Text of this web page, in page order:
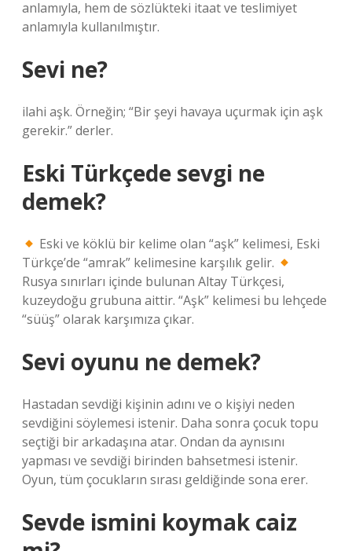
anlamıyla, hem de sözlükteki itaat ve teslimiyet
anlamıyla kullanılmıştır.
Sevi ne?
ilahi aşk. Örneğin; “Bir şeyi havaya uçurmak için aşk
gerekir.” derler.
Eski Türkçede sevgi ne
demek?
Eski ve köklü bir kelime olan “aşk” kelimesi, Eski
Türkçe’de “amrak” kelimesine karşılık gelir.
Rusya sınırları içinde bulunan Altay Türkçesi,
kuzeydoğu grubuna aittir. “Aşk” kelimesi bu lehçede
“süüş” olarak karşımıza çıkar.
Sevi oyunu ne demek?
Hastadan sevdiği kişinin adını ve o kişiyi neden
sevdiğini söylemesi istenir. Daha sonra çocuk topu
seçtiği bir arkadaşına atar. Ondan da aynısını
yapması ve sevdiği birinden bahsetmesi istenir.
Oyun, tüm çocukların sırası geldiğinde sona erer.
Sevde ismini koymak caiz